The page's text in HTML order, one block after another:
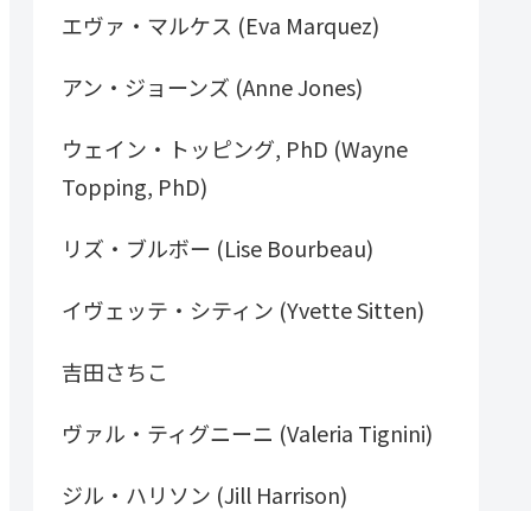
エヴァ・マルケス (Eva Marquez)
アン・ジョーンズ (Anne Jones)
ウェイン・トッピング, PhD (Wayne
Topping, PhD)
リズ・ブルボー (Lise Bourbeau)
イヴェッテ・シティン (Yvette Sitten)
吉田さちこ
ヴァル・ティグニーニ (Valeria Tignini)
ジル・ハリソン (Jill Harrison)